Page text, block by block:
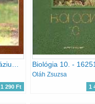
1 290 Ft
Biológia 10. -
Oláh Zsuzsa
1